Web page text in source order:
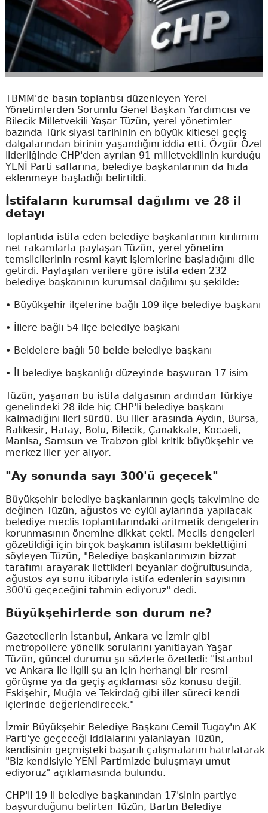
TBMM'de basın toplantısı düzenleyen Yerel
Yönetimlerden Sorumlu Genel Başkan Yardımcısı ve
Bilecik Milletvekili Yaşar Tüzün, yerel yönetimler
bazında Türk siyasi tarihinin en büyük kitlesel geçiş
dalgalarından birinin yaşandığını iddia etti. Özgür Özel
liderliğinde CHP'den ayrılan 91 milletvekilinin kurduğu
YENİ Parti saflarına, belediye başkanlarının da hızla
eklenmeye başladığı belirtildi.
İstifaların kurumsal dağılımı ve 28 il
detayı
Toplantıda istifa eden belediye başkanlarının kırılımını
net rakamlarla paylaşan Tüzün, yerel yönetim
temsilcilerinin resmi kayıt işlemlerine başladığını dile
getirdi. Paylaşılan verilere göre istifa eden 232
belediye başkanının kurumsal dağılımı şu şekilde:
• Büyükşehir ilçelerine bağlı 109 ilçe belediye başkanı
• İllere bağlı 54 ilçe belediye başkanı
• Beldelere bağlı 50 belde belediye başkanı
• İl belediye başkanlığı düzeyinde başvuran 17 isim
Tüzün, yaşanan bu istifa dalgasının ardından Türkiye
genelindeki 28 ilde hiç CHP'li belediye başkanı
kalmadığını ileri sürdü. Bu iller arasında Aydın, Bursa,
Balıkesir, Hatay, Bolu, Bilecik, Çanakkale, Kocaeli,
Manisa, Samsun ve Trabzon gibi kritik büyükşehir ve
merkez iller yer alıyor.
"Ay sonunda sayı 300'ü geçecek"
Büyükşehir belediye başkanlarının geçiş takvimine de
değinen Tüzün, ağustos ve eylül aylarında yapılacak
belediye meclis toplantılarındaki aritmetik dengelerin
korunmasının önemine dikkat çekti. Meclis dengeleri
gözetildiği için birçok başkanın istifasını beklettiğini
söyleyen Tüzün, "Belediye başkanlarımızın bizzat
tarafımı arayarak ilettikleri beyanlar doğrultusunda,
ağustos ayı sonu itibarıyla istifa edenlerin sayısının
300'ü geçeceğini tahmin ediyoruz" dedi.
Büyükşehirlerde son durum ne?
Gazetecilerin İstanbul, Ankara ve İzmir gibi
metropollere yönelik sorularını yanıtlayan Yaşar
Tüzün, güncel durumu şu sözlerle özetledi: "İstanbul
ve Ankara ile ilgili şu an için herhangi bir resmi
görüşme ya da geçiş açıklaması söz konusu değil.
Eskişehir, Muğla ve Tekirdağ gibi iller süreci kendi
içlerinde değerlendirecek."
İzmir Büyükşehir Belediye Başkanı Cemil Tugay'ın AK
Parti'ye geçeceği iddialarını yalanlayan Tüzün,
kendisinin geçmişteki başarılı çalışmalarını hatırlatarak
"Biz kendisiyle YENİ Partimizde buluşmayı umut
ediyoruz" açıklamasında bulundu.
CHP'li 19 il belediye başkanından 17'sinin partiye
başvurduğunu belirten Tüzün, Bartın Belediye